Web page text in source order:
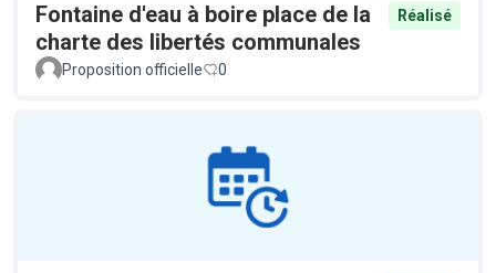
Fontaine d'eau à boire place de la
charte des libertés communales
Réalisé
Proposition officielle 0